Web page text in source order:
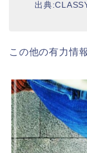
出典
この他の有力情